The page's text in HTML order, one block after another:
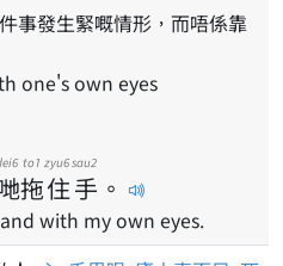
one's own eyes
拖
to1
住
zyu6
手
sau2
。
with my own eyes.